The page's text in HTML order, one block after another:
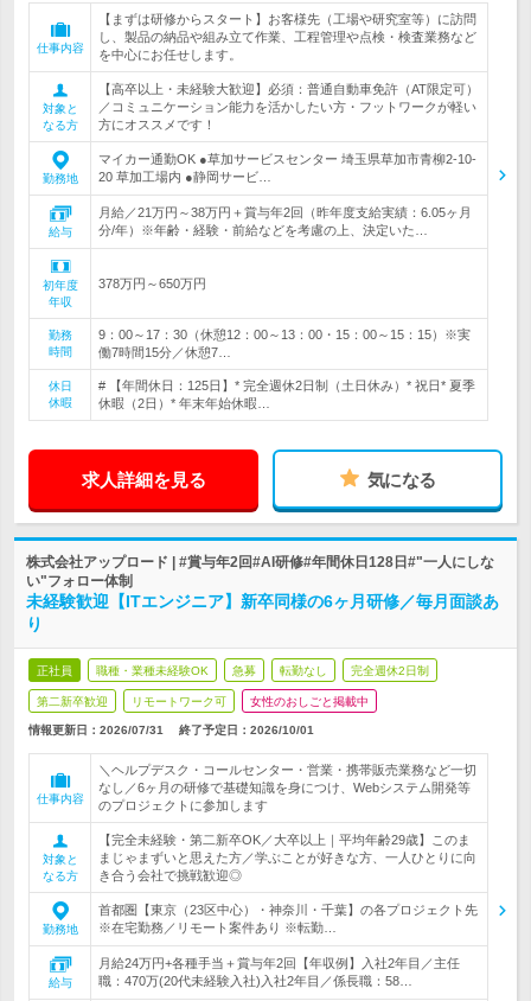
仕事内容
【まずは研修からスタート】お客様先（工場や研究室等）に訪問
し、製品の納品や組み立て作業、工程管理や点検・検査業務など
を中心にお任せします。
対象と
なる方
【高卒以上・未経験大歓迎】必須：普通自動車免許（AT限定可）
／コミュニケーション能力を活かしたい方・フットワークが軽い
方にオススメです！
勤務地
マイカー通勤OK ●草加サービスセンター 埼玉県草加市青柳2-10-
20 草加工場内 ●静岡サービ…
給与
月給／21万円～38万円＋賞与年2回（昨年度支給実績：6.05ヶ月
分/年）※年齢・経験・前給などを考慮の上、決定いた…
初年度
年収
378万円～650万円
勤務
時間
9：00～17：30（休憩12：00～13：00・15：00～15：15）※実
働7時間15分／休憩7…
休日
休暇
# 【年間休日：125日】* 完全週休2日制（土日休み）* 祝日* 夏季
休暇（2日）* 年末年始休暇…
求人詳細を見る 気になる
株式会社アップロード | #賞与年2回#AI研修#年間休日128日#"一人にしな
い"フォロー体制
未経験歓迎【ITエンジニア】新卒同様の6ヶ月研修／毎月面談あ
り
正社員 職種・業種未経験OK 急募 転勤なし 完全週休2日制
第二新卒歓迎 リモートワーク可 女性のおしごと掲載中
情報更新日：2026/07/31 終了予定日： 2026/10/01
仕事内容
＼ヘルプデスク・コールセンター・営業・携帯販売業務など一切
なし／6ヶ月の研修で基礎知識を身につけ、Webシステム開発等
のプロジェクトに参加します
対象と
なる方
【完全未経験・第二新卒OK／大卒以上｜平均年齢29歳】このま
まじゃまずいと思えた方／学ぶことが好きな方、一人ひとりに向
き合う会社で挑戦歓迎◎
勤務地
首都圏【東京（23区中心）・神奈川・千葉】の各プロジェクト先
※在宅勤務／リモート案件あり ※転勤…
給与
月給24万円+各種手当＋賞与年2回【年収例】入社2年目／主任
職：470万(20代未経験入社)入社2年目／係長職：58…